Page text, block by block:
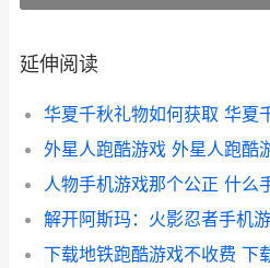
延伸阅读
华夏千秋礼物如何获取 华夏
外星人跑酷游戏 外星人跑酷
人物手机游戏那个公正 什么
下载地铁跑酷游戏不收费 下